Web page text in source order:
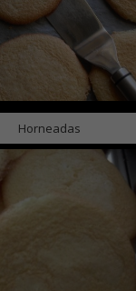
Horneadas